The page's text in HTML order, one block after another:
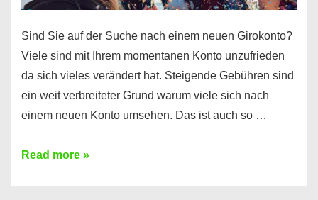
Sind Sie auf der Suche nach einem neuen Girokonto?
Viele sind mit Ihrem momentanen Konto unzufrieden
da sich vieles verändert hat. Steigende Gebühren sind
ein weit verbreiteter Grund warum viele sich nach
einem neuen Konto umsehen. Das ist auch so …
Konto
Read more »